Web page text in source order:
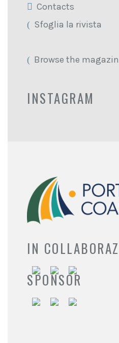
Contacts
Sfoglia la rivista
Browse the
INSTAGRAM
IN
SPONSOR